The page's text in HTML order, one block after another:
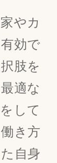
やカ
効で
肢を
適な
して
き方
自身